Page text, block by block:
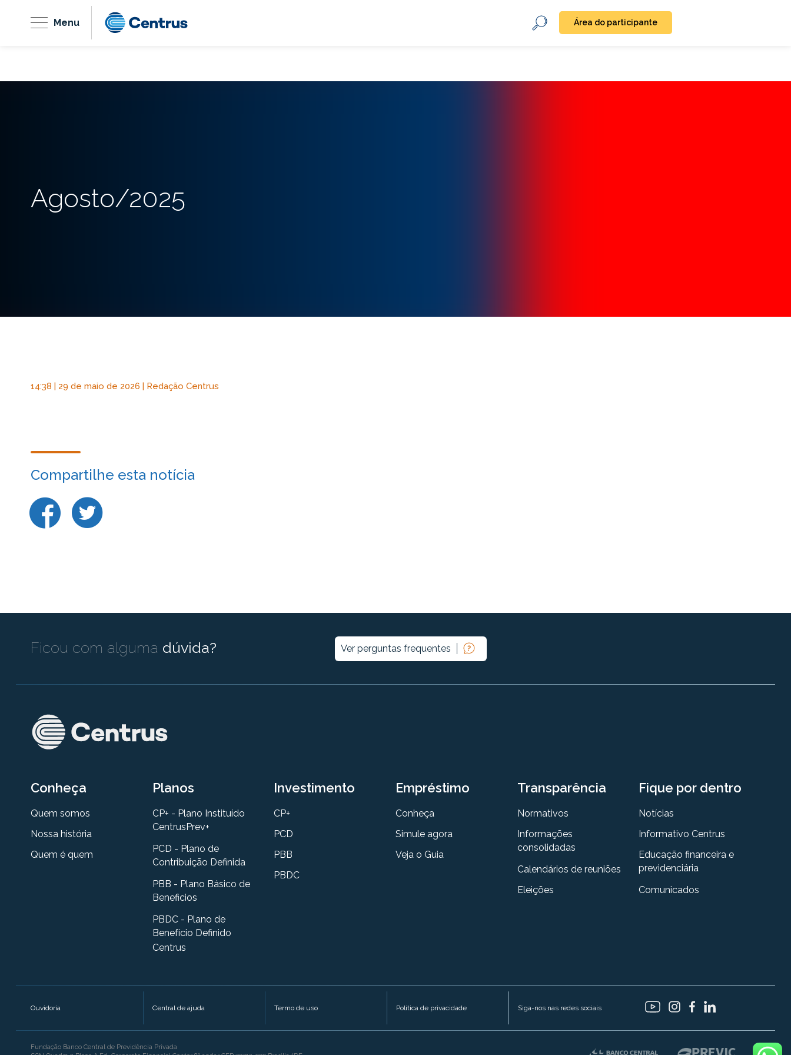
Menu Área do participante
Agosto/2025
14:38 | 29 de maio de 2026 | Redação Centrus
Compartilhe esta notícia
Ficou com alguma dúvida? Ver perguntas frequentes
Conheça
Quem somos
Nossa história
Quem é quem
Planos
CP+ - Plano Instituído
CentrusPrev+
PCD - Plano de
Contribuição Definida
PBB - Plano Básico de
Beneficios
PBDC - Plano de
Benefício Definido
Centrus
Investimento
CP+
PCD
PBB
PBDC
Empréstimo
Conheça
Simule agora
Veja o Guia
Transparência
Normativos
Informações
consolidadas
Calendários de reuniões
Eleições
Fique por dentro
Notícias
Informativo Centrus
Educação financeira e
previdenciária
Comunicados
Ouvidoria Central de ajuda Termo de uso Política de privacidade Siga-nos nas redes sociais
Fundação Banco Central de Previdência Privada